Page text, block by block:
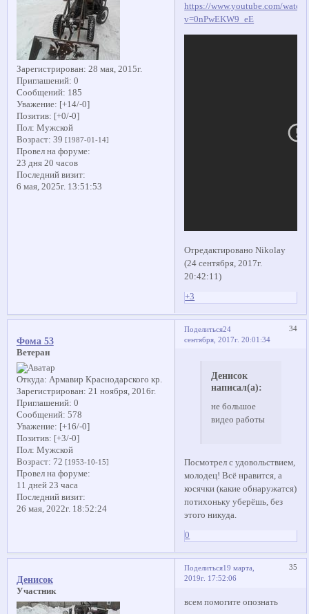
Зарегистрирован: 28 мая, 2015г.
Приглашений: 0
Сообщений: 185
Уважение: [+14/-0]
Позитив: [+0/-0]
Пол: Мужской
Возраст: 39 [1987-01-14]
Провел на форуме:
23 дня 20 часов
Последний визит:
6 мая, 2025г. 13:51:53
https://www.youtube.com/watch?
v=0nPwEKW9_eE
Отредактировано Nikolay
(24 сентября, 2017г.
20:42:11)
+3
Поделиться 34
24
сентября, 2017г. 20:01:34
Фома 53
Ветеран
Откуда: Армавир Краснодарского кр.
Зарегистрирован: 21 ноября, 2016г.
Приглашений: 0
Сообщений: 578
Уважение: [+16/-0]
Позитив: [+3/-0]
Пол: Мужской
Возраст: 72 [1953-10-15]
Провел на форуме:
11 дней 23 часа
Последний визит:
26 мая, 2022г. 18:52:24
Денисок
написал(а):
не большое
видео работы
Посмотрел с удовольствием,
молодец! Всё нравится, а
косячки (какие обнаружатся)
потихоньку уберёшь, без
этого никуда.
0
Поделиться 35
19 марта,
2019г. 17:52:06
Денисок
Участник
всем помогите опознать